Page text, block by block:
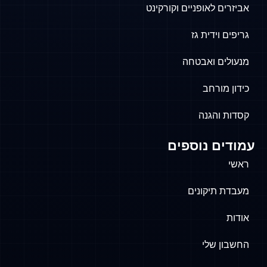
אביזרים לאופניים וקורקינט
גריפים וידית גז
מנעולים ואבטחה
כידון מורחב
קסדות והגנה
עמודים נוספים
ראשי
מעבדת תיקונים
אודות
החשבון שלי